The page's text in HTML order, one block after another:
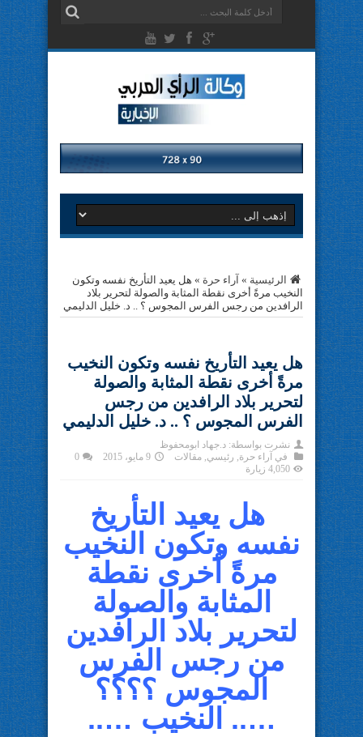
الرئيسية » آراء حرة » هل يعيد التأريخ نفسه وتكون
النخيب مرةً أخرى نقطة المثابة والصولة لتحرير بلاد
الرافدين من رجس الفرس المجوس ؟ .. د. خليل الدليمي
هل يعيد التأريخ نفسه وتكون النخيب
مرةً أخرى نقطة المثابة والصولة
لتحرير بلاد الرافدين من رجس
الفرس المجوس ؟ .. د. خليل الدليمي
نشرت بواسطة: د.جهاد ابومحفوظ
في آراء حرة, رئيسي, مقالات 9 مايو، 2015
0
4,050 زيارة
هل يعيد التأريخ
نفسه وتكون النخيب
مرةً أخرى نقطة
المثابة والصولة
لتحرير بلاد الرافدين
من رجس الفرس
المجوس ؟؟؟؟
….. النخيب …..